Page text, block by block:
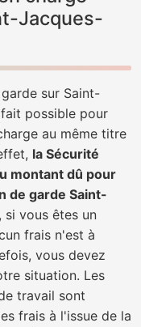
Jacques-
sur Saint-
possible pour
au même titre
la Sécurité
montant dû pour
de garde Saint-
si vous êtes un
frais n'est à
vous devez
situation. Les
travail sont
frais à l'issue de la